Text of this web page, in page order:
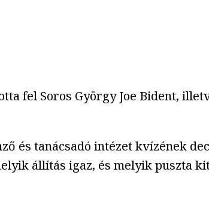
fel Soros György Joe Bident,
és tanácsadó intézet kvízének
állítás igaz, és melyik puszta